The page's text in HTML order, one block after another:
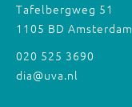
Tafelbergweg 51
1105 BD Amsterdam
020 525 3690
dia@uva.nl